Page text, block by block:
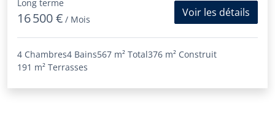
Long terme
16 500 € / Mois
Voir les détails
4 Chambres4 Bains567 m² Total376 m² Construit
191 m² Terrasses